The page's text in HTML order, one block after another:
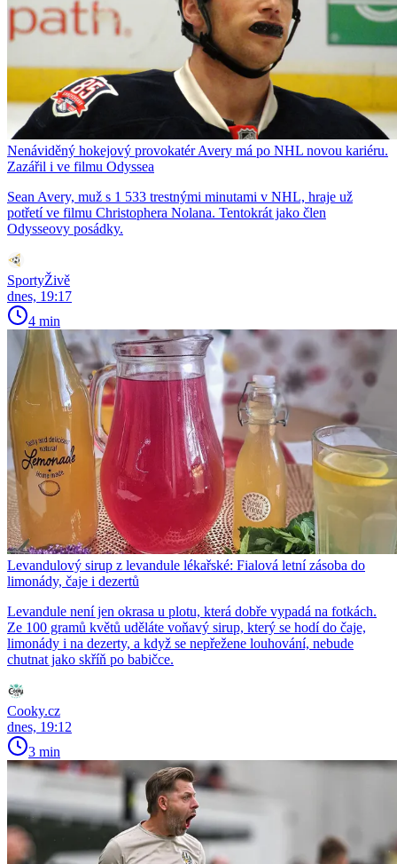
Nenáviděný hokejový provokatér Avery má po NHL novou kariéru.
Zazářil i ve filmu Odyssea
Sean Avery, muž s 1 533 trestnými minutami v NHL, hraje už
potřetí ve filmu Christophera Nolana. Tentokrát jako člen
Odysseovy posádky.
SportyŽivě
dnes, 19:17
4 min
Levandulový sirup z levandule lékařské: Fialová letní zásoba do
limonády, čaje i dezertů
Levandule není jen okrasa u plotu, která dobře vypadá na fotkách.
Ze 100 gramů květů uděláte voňavý sirup, který se hodí do čaje,
limonády i na dezerty, a když se nepřežene louhování, nebude
chutnat jako skříň po babičce.
Cooky.cz
dnes, 19:12
3 min